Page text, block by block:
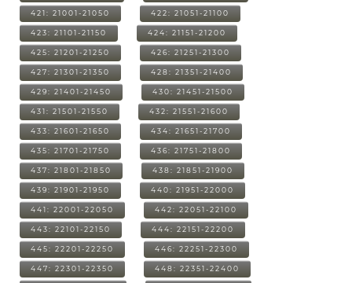
421: 21001-21050 422: 21051-21100
423: 21101-21150 424: 21151-21200
425: 21201-21250 426: 21251-21300
427: 21301-21350 428: 21351-21400
429: 21401-21450 430: 21451-21500
431: 21501-21550 432: 21551-21600
433: 21601-21650 434: 21651-21700
435: 21701-21750 436: 21751-21800
437: 21801-21850 438: 21851-21900
439: 21901-21950 440: 21951-22000
441: 22001-22050 442: 22051-22100
443: 22101-22150 444: 22151-22200
445: 22201-22250 446: 22251-22300
447: 22301-22350 448: 22351-22400